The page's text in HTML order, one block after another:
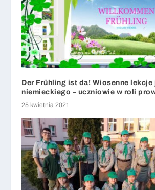
Der Frühling ist da! Wiosenne lekcje
niemieckiego – uczniowie w roli
25 kwietnia 2021